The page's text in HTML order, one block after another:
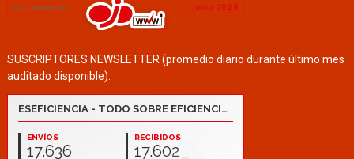
SUSCRIPTORES NEWSLETTER (promedio diario durante último mes
auditado disponible):